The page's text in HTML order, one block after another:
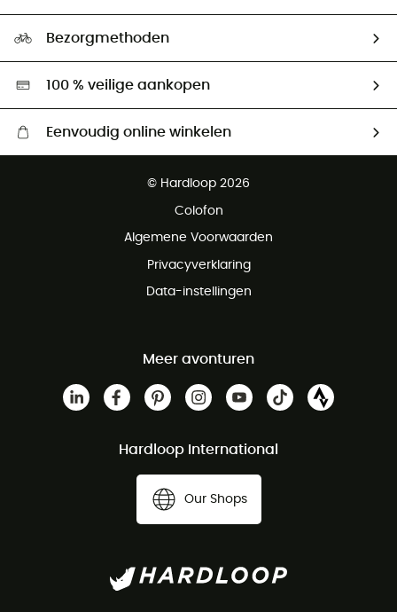
Ambassadeurs
Hardgreen
Bezorgmethoden
100 % veilige aankopen
Eenvoudig online winkelen
Gratis retourneren binnen 100 dagen
© Hardloop 2026
Colofon
Algemene Voorwaarden
Privacyverklaring
Data-instellingen
Meer avonturen
Hardloop International
Our Shops